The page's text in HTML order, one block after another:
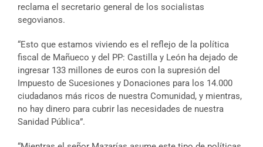
reclama el secretario general de los socialistas
segovianos.
“Esto que estamos viviendo es el reflejo de la política
fiscal de Mañueco y del PP: Castilla y León ha dejado de
ingresar 133 millones de euros con la supresión del
Impuesto de Sucesiones y Donaciones para los 14.000
ciudadanos más ricos de nuestra Comunidad, y mientras,
no hay dinero para cubrir las necesidades de nuestra
Sanidad Pública”.